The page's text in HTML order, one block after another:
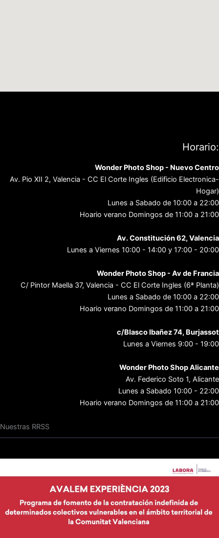
Horario:
Wonder Photo Shop - Nuevo Centro
Av. Pio XII 2, Valencia - CC El Corte Ingles (Edificio Electronica-
Hogar)
Lunes a Sabado de 10:00 a 22:00
Hoario verano Domingos de 11:00 a 21:00
Av. Constitución 62, Valencia
Lunes a Viernes 10:00 - 14:00 y 17:00 - 20:00
Wonder Photo Shop - Av de Francia
C/ Pintor Maella 37, Valencia - CC El Corte Ingles (6ª Planta)
Lunes a Sabado de 10:00 a 22:00
Hoario verano Domingos de 11:00 a 21:00
c/Blasco Ibañez 74, Burjassot
Lunes a Viernes 9:00 - 19:00
Wonder Photo Shop Alicante
Av. Federico Soto 1, Alicante
Lunes a Sabado 10:00 - 22:00
Hoario verano Domingos de 11:00 a 21:00
Nuestras RRSS